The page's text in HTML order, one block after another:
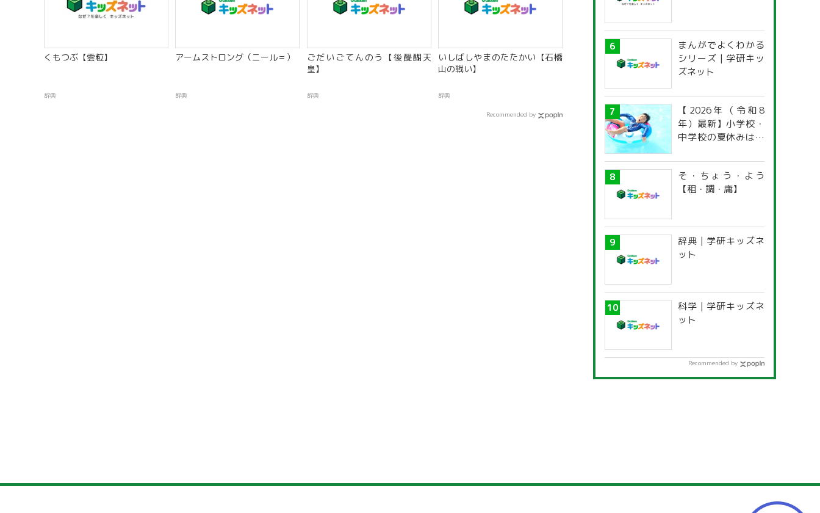
くもつぶ【雲粒】
辞典
アームストロング（ニール＝）
辞典
ごだいごてんのう【後醍醐天
皇】
辞典
いしばしやまのたたかい【石橋
山の戦い】
辞典
Recommended by
まんがでよくわかる
シリーズ | 学研キッ
ズネット
【2026年（令和8
年）最新】小学校・
中学校の夏休みはい
道府県別「夏季休暇
一覧」
そ・ちょう・よう
【租・調・庸】
辞典 | 学研キッズネ
ット
科学 | 学研キッズネ
ット
Recommended by